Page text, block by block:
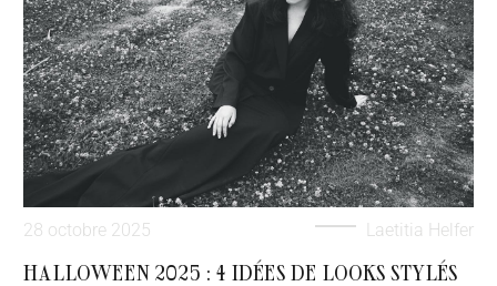
28 octobre 2025 Laetitia Helfer
HALLOWEEN 2025 : 4 IDÉES DE LOOKS STYLÉS